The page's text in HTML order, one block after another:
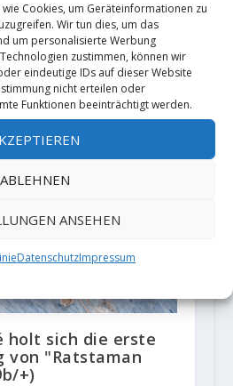
Cookies, um Geräteinformationen zu
Wir tun dies, um das
um personalisierte Werbung
zustimmen, können wir
eindeutige IDs auf dieser Website
nicht erteilen oder
Funktionen beeinträchtigt werden.
ABLEHNEN
ANSEHEN
DatenschutzImpressum
"Ten" und
in Zagarolo" von
holt sich die erste
von "Ratstaman
+)